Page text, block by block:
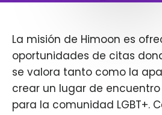
La misión de Himoon es
oportunidades de citas
se valora tanto como la
crear un lugar de
para la comunidad LGBT+.